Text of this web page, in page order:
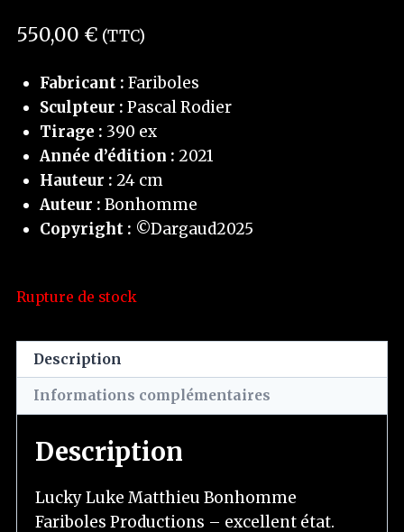
550,00 € (TTC)
Fabricant : Fariboles
Sculpteur : Pascal Rodier
Tirage : 390 ex
Année d’édition : 2021
Hauteur : 24 cm
Auteur : Bonhomme
Copyright : ©Dargaud2025
Rupture de stock
Description
Informations complémentaires
Description
Lucky Luke Matthieu Bonhomme
Fariboles Productions – excellent état.